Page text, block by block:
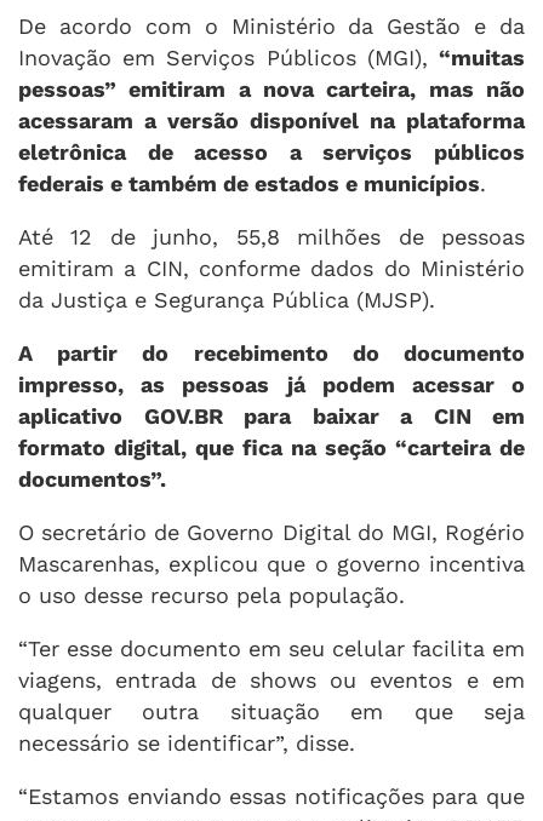
De acordo com o Ministério da Gestão e da
Inovação em Serviços Públicos (MGI), “muitas
pessoas” emitiram a nova carteira, mas não
acessaram a versão disponível na plataforma
eletrônica de acesso a serviços públicos
federais e também de estados e municípios.
Até 12 de junho, 55,8 milhões de pessoas
emitiram a CIN, conforme dados do Ministério
da Justiça e Segurança Pública (MJSP).
A partir do recebimento do documento
impresso, as pessoas já podem acessar o
aplicativo GOV.BR para baixar a CIN em
formato digital, que fica na seção “carteira de
documentos”.
O secretário de Governo Digital do MGI, Rogério
Mascarenhas, explicou que o governo incentiva
o uso desse recurso pela população.
“Ter esse documento em seu celular facilita em
viagens, entrada de shows ou eventos e em
qualquer outra situação em que seja
necessário se identificar”, disse.
“Estamos enviando essas notificações para que